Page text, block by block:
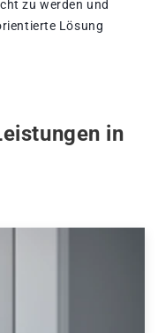
zu werden und
Lösung
in